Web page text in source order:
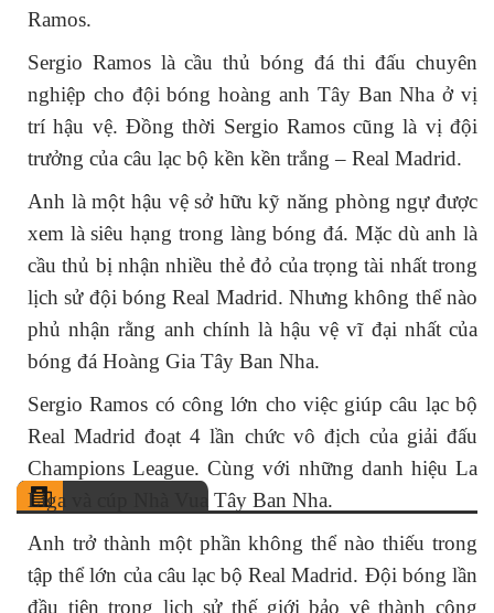
Ramos.
Sergio Ramos là cầu thủ bóng đá thi đấu chuyên
nghiệp cho đội bóng hoàng anh Tây Ban Nha ở vị
trí hậu vệ. Đồng thời Sergio Ramos cũng là vị đội
trưởng của câu lạc bộ kền kền trắng – Real Madrid.
Anh là một hậu vệ sở hữu kỹ năng phòng ngự được
xem là siêu hạng trong làng bóng đá. Mặc dù anh là
cầu thủ bị nhận nhiều thẻ đỏ của trọng tài nhất trong
lịch sử đội bóng Real Madrid. Nhưng không thể nào
phủ nhận rằng anh chính là hậu vệ vĩ đại nhất của
bóng đá Hoàng Gia Tây Ban Nha.
Sergio Ramos có công lớn cho việc giúp câu lạc bộ
Real Madrid đoạt 4 lần chức vô địch của giải đấu
Champions League. Cùng với những danh hiệu La
Liga và cúp Nhà Vua Tây Ban Nha.
Anh trở thành một phần không thể nào thiếu trong
tập thể lớn của câu lạc bộ Real Madrid. Đội bóng lần
đầu tiên trong lịch sử thế giới bảo vệ thành công